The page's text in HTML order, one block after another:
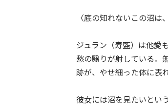
〈底の知れないこの沼
ジュラン（寿藍）は他愛
愁の翳りが射している。
跡が、やせ細った体に表
彼女には沼を見たいとい